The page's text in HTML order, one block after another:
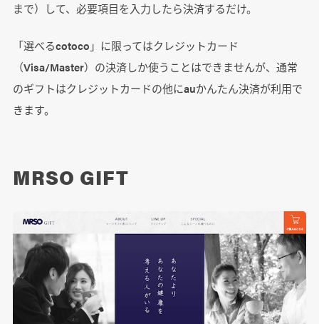
まで）して、必要項目を入力したら決済するだけ。
「選べるcotoco」に限ってはクレジットカード
（Visa/Master）の決済しか使うことはできませんが、通常
のギフトはクレジットカードの他にauかんたん決済が利用で
きます。
MRSO GIFT